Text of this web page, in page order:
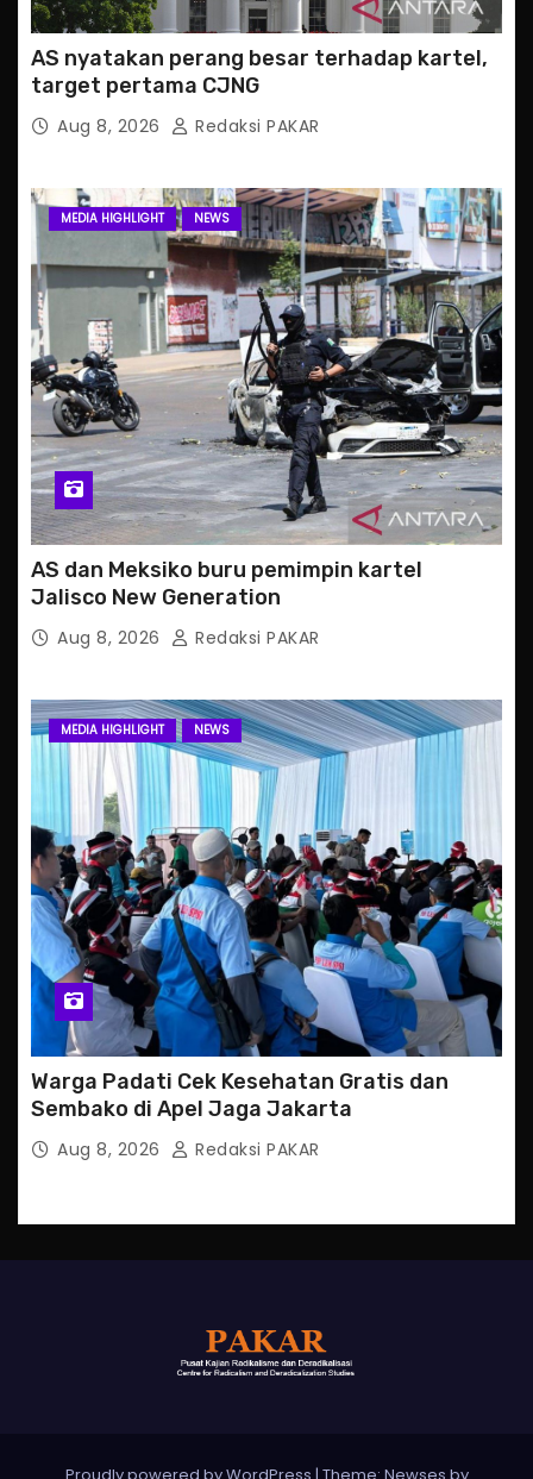
AS nyatakan perang besar terhadap kartel,
target pertama CJNG
Aug 8, 2026 Redaksi PAKAR
MEDIA HIGHLIGHT NEWS
AS dan Meksiko buru pemimpin kartel
Jalisco New Generation
Aug 8, 2026 Redaksi PAKAR
MEDIA HIGHLIGHT NEWS
Warga Padati Cek Kesehatan Gratis dan
Sembako di Apel Jaga Jakarta
Aug 8, 2026 Redaksi PAKAR